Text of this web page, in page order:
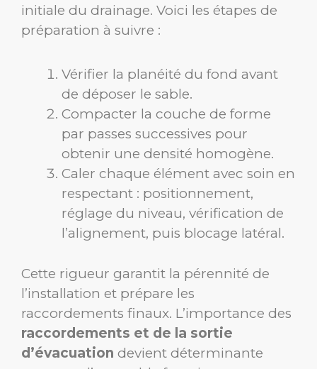
initiale du drainage. Voici les étapes de
préparation à suivre :
Vérifier la planéité du fond avant
de déposer le sable.
Compacter la couche de forme
par passes successives pour
obtenir une densité homogène.
Caler chaque élément avec soin en
respectant : positionnement,
réglage du niveau, vérification de
l’alignement, puis blocage latéral.
Cette rigueur garantit la pérennité de
l’installation et prépare les
raccordements finaux. L’importance des
raccordements et de la sortie
d’évacuation devient déterminante